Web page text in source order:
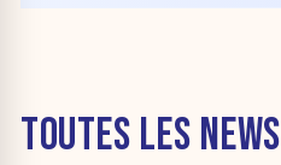
TOUTES LES NEWS